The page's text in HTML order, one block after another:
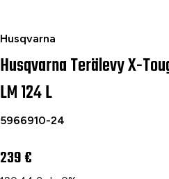
Husqvarna
Husqvarna Terälevy X-Tough 42"
Husqvarna Terälevy X-
LM 124 L
5966910-24
239 €